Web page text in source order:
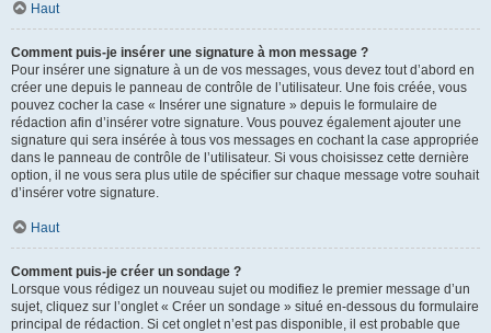
Haut
Comment puis-je insérer une signature à mon message ?
Pour insérer une signature à un de vos messages, vous devez tout d’abord en
créer une depuis le panneau de contrôle de l’utilisateur. Une fois créée, vous
pouvez cocher la case « Insérer une signature » depuis le formulaire de
rédaction afin d’insérer votre signature. Vous pouvez également ajouter une
signature qui sera insérée à tous vos messages en cochant la case appropriée
dans le panneau de contrôle de l’utilisateur. Si vous choisissez cette dernière
option, il ne vous sera plus utile de spécifier sur chaque message votre souhait
d’insérer votre signature.
Haut
Comment puis-je créer un sondage ?
Lorsque vous rédigez un nouveau sujet ou modifiez le premier message d’un
sujet, cliquez sur l’onglet « Créer un sondage » situé en-dessous du formulaire
principal de rédaction. Si cet onglet n’est pas disponible, il est probable que